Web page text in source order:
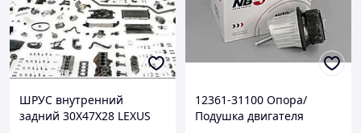
ШРУС внутренний
задний 30X47X28 LEXUS
12361-31100 Опора/
Подушка двигателя